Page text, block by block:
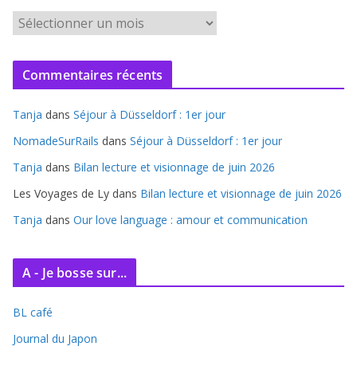
r
c
v
e
s
Commentaires récents
Tanja dans Séjour à Düsseldorf : 1er jour
NomadeSurRails dans Séjour à Düsseldorf : 1er jour
Tanja dans Bilan lecture et visionnage de juin 2026
Les Voyages de Ly dans Bilan lecture et visionnage de juin 2026
Tanja dans Our love language : amour et communication
A - Je bosse sur...
BL café
Journal du Japon